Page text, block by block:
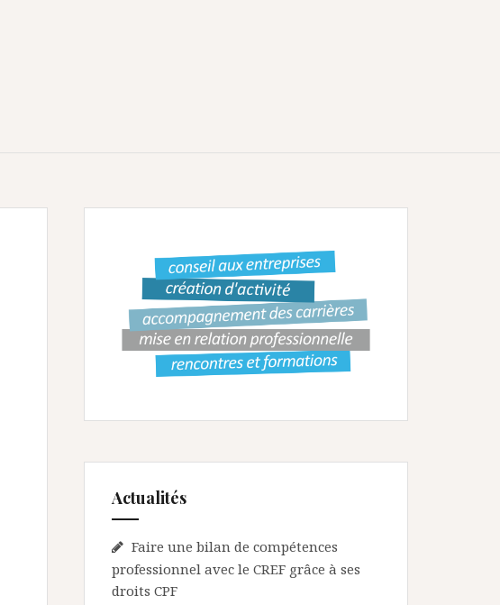
Actualités
Faire une bilan de compétences
professionnel avec le CREF grâce à ses
droits CPF